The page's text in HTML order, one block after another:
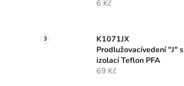
6 Kč
K1071JX
Prodlužovacívedení "J" s
izolací Teflon PFA
69 Kč